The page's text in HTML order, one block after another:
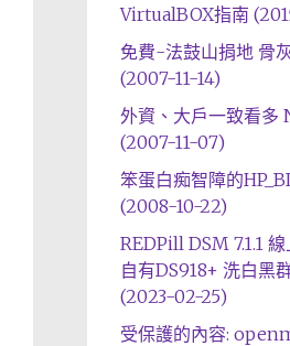
VirtualBOX指南
免費-法鼓山捐地 骨
(2007-11-14)
外資、大戶一致看多
(2007-11-07)
笨蛋白痴智障的
(2008-10-22)
REDPill DSM 7.1.1
自有DS918+ 洗白黑
(2023-02-25)
受保護的內容: